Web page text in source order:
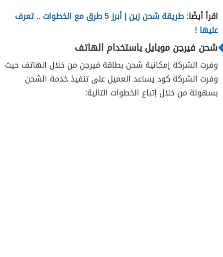
اقرأ أيضًا:
طريقة شحن زين | أبرز 5 طرق مع الخطوات .. تعرف
عليها !
شحن فيرجن موبايل باستخدام الهاتف
وفرت الشركة إمكانية شحن بطاقة فيرجن من خلال الهاتف حيث
وفرت الشركة كود يساعد العميل على تنفيذ خدمة الشحن
بسهولة من خلال إتباع الخطوات التالية: